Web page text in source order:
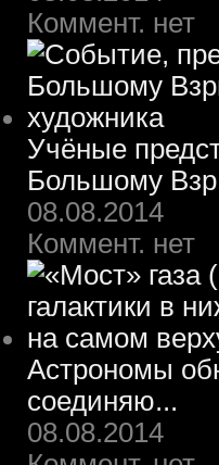
Коммент. нет
Учёные
Большому
08.08.2014
Коммент. нет
Астрономы
соединяю...
08.08.2014